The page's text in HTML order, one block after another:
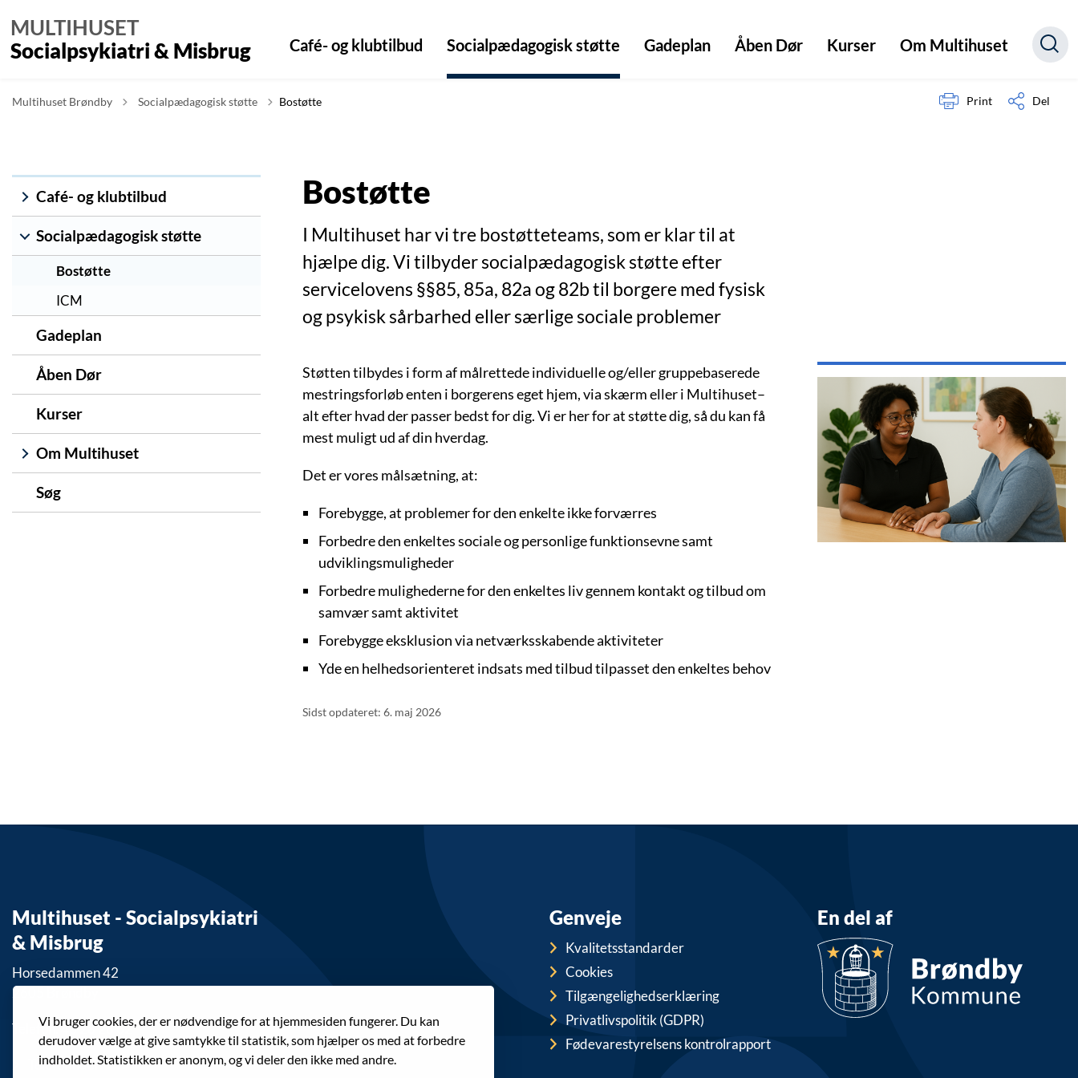
Vi bruger cookies, der er nødvendige for at hjemmesiden fungerer. Du kan
derudover vælge at give samtykke til statistik, som hjælper os med at forbedre
indholdet. Statistikken er anonym, og vi deler den ikke med andre.
MULTIHUSET
Socialpsykiatri & Misbrug
Café- og klubtilbud Socialpædagogisk støtte Gadeplan Åben Dør Kurser Om Multihuset
Multihuset Brøndby Tilbage til
Socialpædagogisk støtte Bostøtte Print Del
Café- og klubtilbud
Socialpædagogisk støtte
Bostøtte
ICM
Gadeplan
Åben Dør
Kurser
Om Multihuset
Søg
Bostøtte
I Multihuset har vi tre bostøtteteams, som er klar til at
hjælpe dig. Vi tilbyder socialpædagogisk støtte efter
servicelovens §§85, 85a, 82a og 82b til borgere med fysisk
og psykisk sårbarhed eller særlige sociale problemer
Støtten tilbydes i form af målrettede individuelle og/eller gruppebaserede
mestringsforløb enten i borgerens eget hjem, via skærm eller i Multihuset–
alt efter hvad der passer bedst for dig. Vi er her for at støtte dig, så du kan få
mest muligt ud af din hverdag.
Det er vores målsætning, at:
Forebygge, at problemer for den enkelte ikke forværres
Forbedre den enkeltes sociale og personlige funktionsevne samt
udviklingsmuligheder
Forbedre mulighederne for den enkeltes liv gennem kontakt og tilbud om
samvær samt aktivitet
Forebygge eksklusion via netværksskabende aktiviteter
Yde en helhedsorienteret indsats med tilbud tilpasset den enkeltes behov
Sidst opdateret: 6. maj 2026
Multihuset - Socialpsykiatri
& Misbrug
Horsedammen 42
2605 Brøndby
Telefon: 43 28 28 62
Telefontider
Genveje
Kvalitetsstandarder
Cookies
Tilgængelighedserklæring
Privatlivspolitik (GDPR)
Fødevarestyrelsens kontrolrapport
En del af